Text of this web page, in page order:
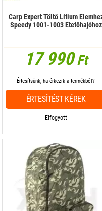
Carp Expert Töltő Lítium
Speedy 1001-1003 Etetőhajóhoz
17 990Ft
Elfogyott
Értesítsünk, ha érkezik a termékből?
ÉRTESÍTÉST KÉREK